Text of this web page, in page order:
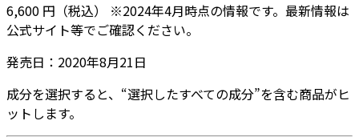
6,600 円 （税込） ※2024年4月時点の情報です。最新情報は
公式サイト等でご確認ください。
発売日： 2020年8月21日
成分を選択すると、“選択したすべての成分”を含む商品がヒ
ットします。